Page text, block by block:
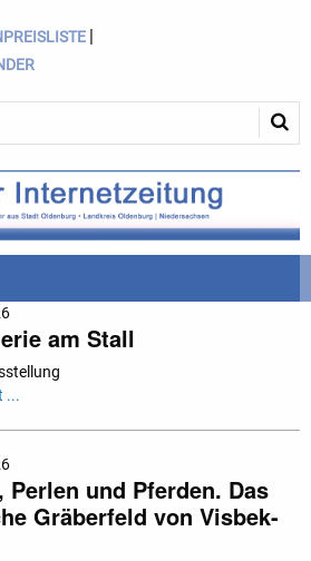
|
am Stall
...
Perlen und Pferden. Das
Gräberfeld von Visbek-